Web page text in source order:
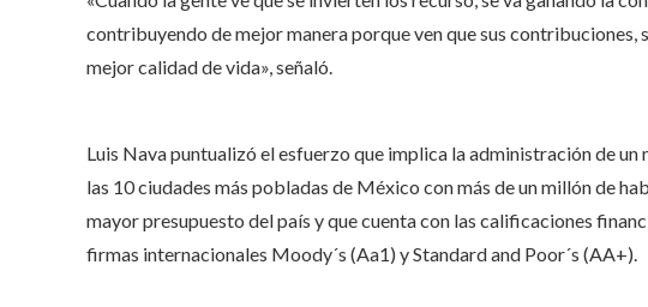
contribuyendo de mejor manera porque ven que sus contribuciones,
mejor calidad de vida», señaló.
Luis Nava puntualizó el esfuerzo que implica la administración de
las 10 ciudades más pobladas de México con más de un millón de
mayor presupuesto del país y que cuenta con las calificaciones
firmas internacionales Moody´s (Aa1) y Standard and Poor´s (AA+).